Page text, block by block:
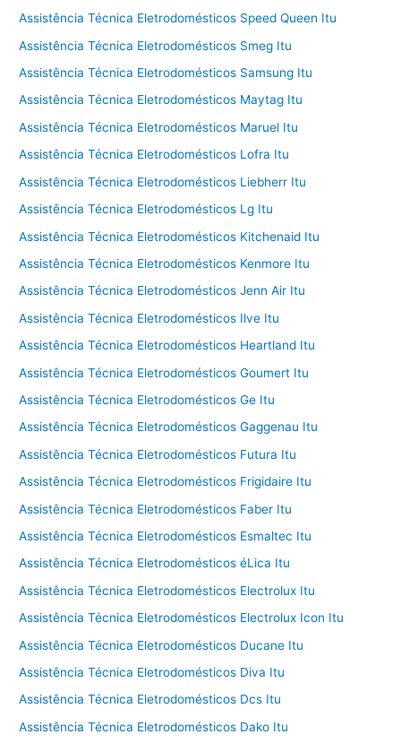
Assistência Técnica Eletrodomésticos Speed Queen Itu
Assistência Técnica Eletrodomésticos Smeg Itu
Assistência Técnica Eletrodomésticos Samsung Itu
Assistência Técnica Eletrodomésticos Maytag Itu
Assistência Técnica Eletrodomésticos Maruel Itu
Assistência Técnica Eletrodomésticos Lofra Itu
Assistência Técnica Eletrodomésticos Liebherr Itu
Assistência Técnica Eletrodomésticos Lg Itu
Assistência Técnica Eletrodomésticos Kitchenaid Itu
Assistência Técnica Eletrodomésticos Kenmore Itu
Assistência Técnica Eletrodomésticos Jenn Air Itu
Assistência Técnica Eletrodomésticos Ilve Itu
Assistência Técnica Eletrodomésticos Heartland Itu
Assistência Técnica Eletrodomésticos Goumert Itu
Assistência Técnica Eletrodomésticos Ge Itu
Assistência Técnica Eletrodomésticos Gaggenau Itu
Assistência Técnica Eletrodomésticos Futura Itu
Assistência Técnica Eletrodomésticos Frigidaire Itu
Assistência Técnica Eletrodomésticos Faber Itu
Assistência Técnica Eletrodomésticos Esmaltec Itu
Assistência Técnica Eletrodomésticos éLica Itu
Assistência Técnica Eletrodomésticos Electrolux Itu
Assistência Técnica Eletrodomésticos Electrolux Icon Itu
Assistência Técnica Eletrodomésticos Ducane Itu
Assistência Técnica Eletrodomésticos Diva Itu
Assistência Técnica Eletrodomésticos Dcs Itu
Assistência Técnica Eletrodomésticos Dako Itu